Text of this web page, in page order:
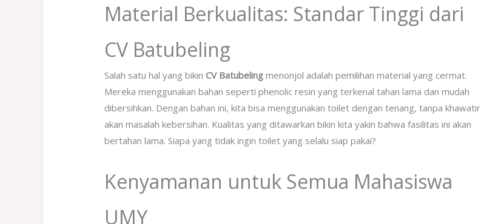
Material Berkualitas: Standar Tinggi dari
CV Batubeling
Salah satu hal yang bikinCV Batubeling menonjol adalah pemilihan material yang cermat.
Mereka menggunakan bahan seperti phenolic resin yang terkenal tahan lama dan mudah
dibersihkan. Dengan bahan ini, kita bisa menggunakan toilet dengan tenang, tanpa khawatir
akan masalah kebersihan. Kualitas yang ditawarkan bikin kita yakin bahwa fasilitas ini akan
bertahan lama. Siapa yang tidak ingin toilet yang selalu siap pakai?
Kenyamanan untuk Semua Mahasiswa
UMY